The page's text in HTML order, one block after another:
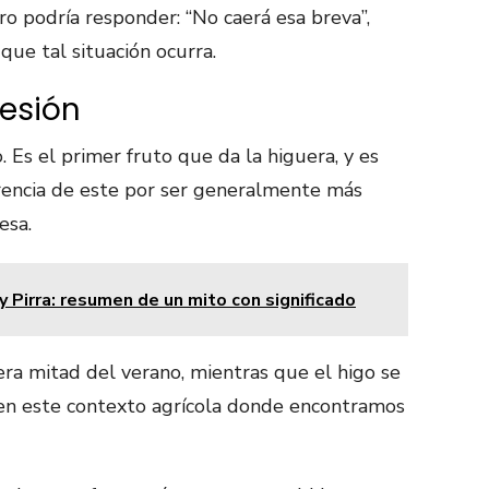
podría responder: “No caerá esa breva”,
tal situación ocurra.
Es el primer fruto que da la higuera, y es
de este por ser generalmente más
Pirra: resumen de un mito con significado
mitad del verano, mientras que el higo se
este contexto agrícola donde encontramos